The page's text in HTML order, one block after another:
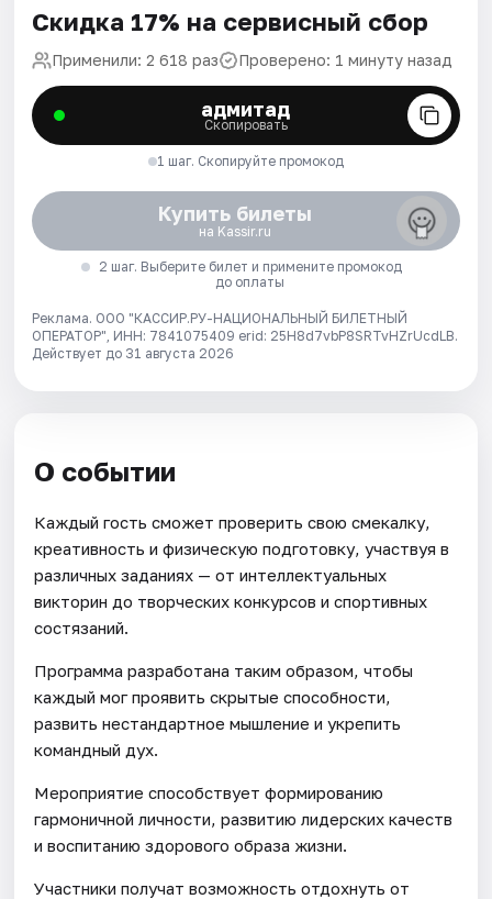
Скидка 17% на сервисный сбор
Применили: 2 618 раз Проверено: 1 минуту назад
адмитад
Скопировать
1 шаг. Скопируйте промокод
Купить билеты
на Kassir.ru
2 шаг. Выберите билет и примените промокод
до оплаты
Реклама. ООО "КАССИР.РУ-НАЦИОНАЛЬНЫЙ БИЛЕТНЫЙ
ОПЕРАТОР", ИНН: 7841075409 erid: 25H8d7vbP8SRTvHZrUcdLB.
Действует до 31 августа 2026
О событии
Каждый гость сможет проверить свою смекалку,
креативность и физическую подготовку, участвуя в
различных заданиях — от интеллектуальных
викторин до творческих конкурсов и спортивных
состязаний.
Программа разработана таким образом, чтобы
каждый мог проявить скрытые способности,
развить нестандартное мышление и укрепить
командный дух.
Мероприятие способствует формированию
гармоничной личности, развитию лидерских качеств
и воспитанию здорового образа жизни.
Участники получат возможность отдохнуть от